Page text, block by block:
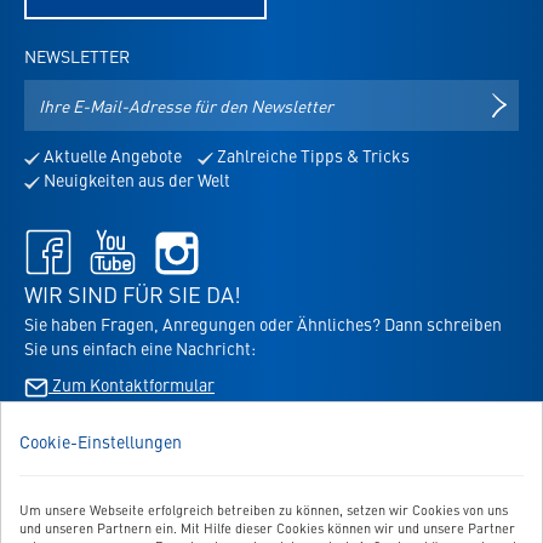
Cookie-Einstellungen
Um unsere Webseite erfolgreich betreiben zu können, setzen wir Cookies von uns
und unseren Partnern ein. Mit Hilfe dieser Cookies können wir und unsere Partner
NEWSLETTER
Mail-
für
den
Aktuelle Angebote
Zahlreiche Tipps & Tricks
Neuigkeiten aus der Welt
Facebook
-
öffnet
neuem
Tab
Youtube
öffnet
neuem
Tab
öffnet
neuem
Tab
WIR SIND FÜR SIE DA!
Sie haben Fragen, Anregungen oder Ähnliches? Dann schreiben
Sie uns einfach eine Nachricht:
Zum Kontaktformular
BESTELLUNG WIDERRUFEN
UNSER SERVICE